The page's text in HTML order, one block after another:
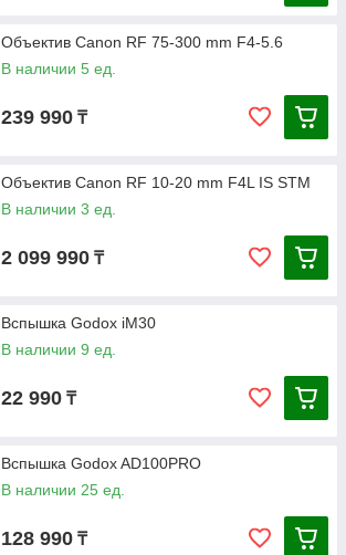
Объектив Canon RF 75-300 mm F4-5.6
В наличии 5 ед.
239 990 ₸
Объектив Canon RF 10-20 mm F4L IS STM
В наличии 3 ед.
2 099 990 ₸
Вспышка Godox iM30
В наличии 9 ед.
22 990 ₸
Вспышка Godox AD100PRO
В наличии 25 ед.
128 990 ₸